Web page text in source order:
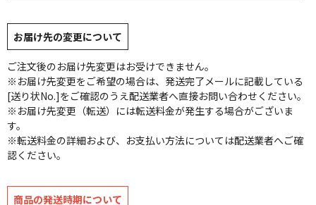
お届け先の変更について
ご注文後のお届け先変更はお受けできません。
※お届け先変更をご希望の場合は、発送完了メールに記載している
[送り状No.]をご確認のうえ配送業者へ直接お問い合わせください。
※お届け先変更（転送）には転送料金が発生する場合がございま
す。
※転送料金の詳細および、お支払い方法については配送業者へご確
認ください。
商品の発送時期について